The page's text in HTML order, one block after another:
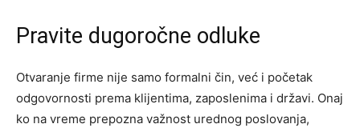
Pravite dugoročne odluke
Otvaranje firme nije samo formalni čin, već i početak
odgovornosti prema klijentima, zaposlenima i državi. Onaj
ko na vreme prepozna važnost urednog poslovanja,